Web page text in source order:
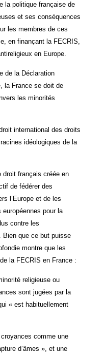
la politique française de
et ses conséquences
les membres de ces
en finançant la FECRIS,
en Europe.
de la Déclaration
la France se doit de
les minorités
international des droits
idéologiques de la
droit français créée en
de fédérer des
l’Europe et de les
pour la
contre les
Bien que ce but puisse
montre que les
la FECRIS en France :
religieuse ou
sont jugées par la
« est habituellement
comme une
d’âmes », et une